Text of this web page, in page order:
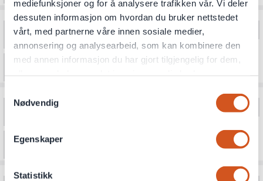
mediefunksjoner og for å analysere trafikken vår. Vi deler
dessuten informasjon om hvordan du bruker nettstedet
vårt, med partnerne våre innen sosiale medier,
annonsering og analysearbeid, som kan kombinere den
med annen informasjon du har gjort tilgjengelig for dem,
Nødvendig
Egenskaper
Statistikk